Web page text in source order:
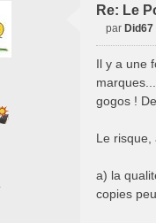
Re: Le
s
s
a
e
n
l
par Did67
Il y a une
gogos !
Le risque,
a) la
copies